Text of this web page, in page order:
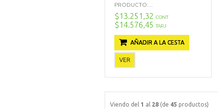
PRODUCTO:...
$13.251,32 CONT
$14.576,45 TARJ
AÑADIR A LA CESTA
VER
Viendo del 1 al 28 (de 45 productos)